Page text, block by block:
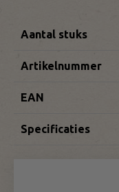
Aantal stuks
Artikelnummer
EAN
Specificaties